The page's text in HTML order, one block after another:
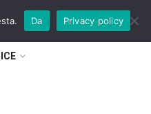
Da Privacy policy